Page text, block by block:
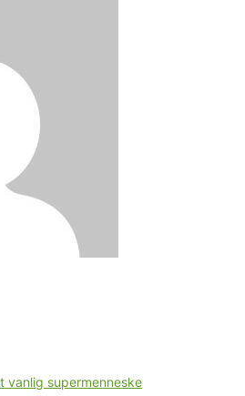
vanlig supermenneske